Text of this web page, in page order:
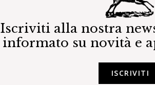
Iscriviti alla nostra
informato su novità e
ISCRIVITI